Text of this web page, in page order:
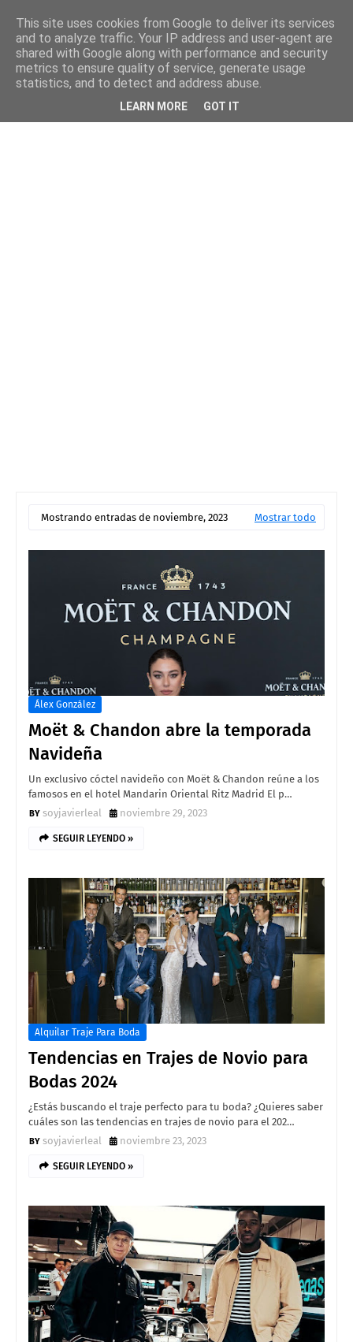
Mostrando entradas de noviembre, 2023 Mostrar todo
Álex González
Moët & Chandon abre la temporada
Navideña
Un exclusivo cóctel navideño con Moët & Chandon reúne a los
famosos en el hotel Mandarin Oriental Ritz Madrid El p…
soyjavierleal
noviembre 29, 2023
SEGUIR LEYENDO »
Alquilar Traje Para Boda
Tendencias en Trajes de Novio para
Bodas 2024
¿Estás buscando el traje perfecto para tu boda? ¿Quieres saber
cuáles son las tendencias en trajes de novio para el 202…
soyjavierleal
noviembre 23, 2023
SEGUIR LEYENDO »
This site uses cookies from Google to deliver its services
and to analyze traffic. Your IP address and user-agent are
shared with Google along with performance and security
metrics to ensure quality of service, generate usage
statistics, and to detect and address abuse.
LEARN MORE GOT IT